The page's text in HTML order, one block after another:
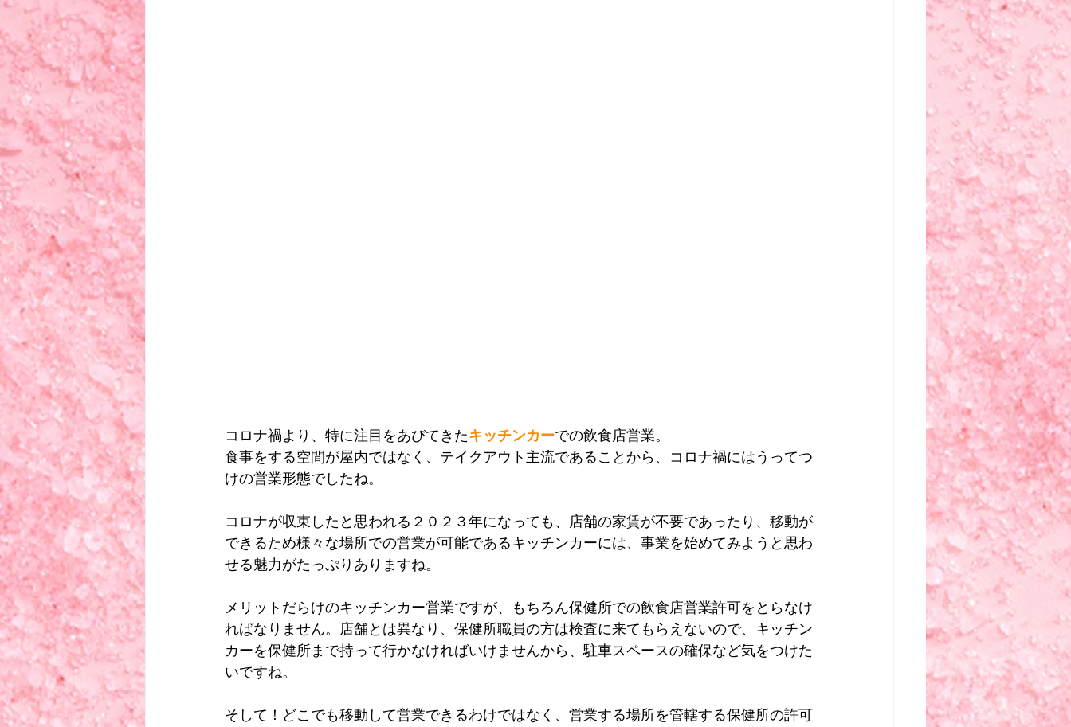
コロナ禍より、特に注目をあびてきたキッチンカーでの飲食店営業。
食事をする空間が屋内ではなく、テイクアウト主流であることから、コロナ禍にはうってつ
けの営業形態でしたね。
コロナが収束したと思われる２０２３年になっても、店舗の家賃が不要であったり、移動が
できるため様々な場所での営業が可能であるキッチンカーには、事業を始めてみようと思わ
せる魅力がたっぷりありますね。
メリットだらけのキッチンカー営業ですが、もちろん保健所での飲食店営業許可をとらなけ
ればなりません。店舗とは異なり、保健所職員の方は検査に来てもらえないので、キッチン
カーを保健所まで持って行かなければいけませんから、駐車スペースの確保など気をつけた
いですね。
そして！どこでも移動して営業できるわけではなく、営業する場所を管轄する保健所の許可